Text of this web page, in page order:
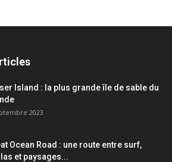
Island : la plus grande île de sable du
2023
Ocean Road : une route entre surf,
et paysages...